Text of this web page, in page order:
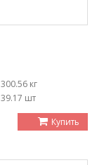
300.56 кг
/39.17 шт
Купить